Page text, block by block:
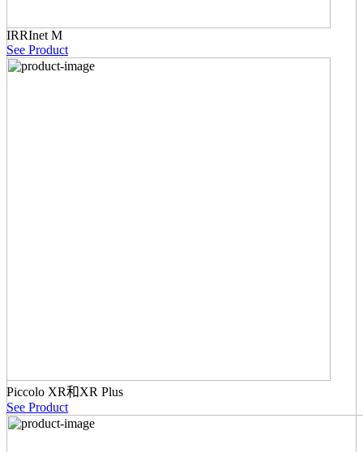
IRRInet M
See Product
Piccolo XR和XR Plus
See Product